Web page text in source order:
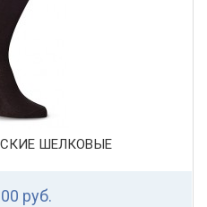
ШЕЛКОВЫЕ
руб.